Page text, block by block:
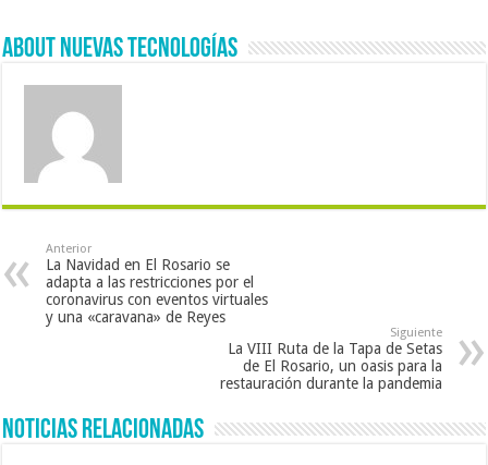
About Nuevas Tecnologías
Anterior
La Navidad en El Rosario se
adapta a las restricciones por el
coronavirus con eventos virtuales
y una «caravana» de Reyes
Siguiente
La VIII Ruta de la Tapa de Setas
de El Rosario, un oasis para la
restauración durante la pandemia
Noticias Relacionadas